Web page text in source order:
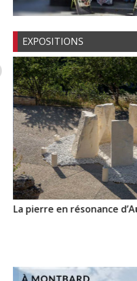
EXPOSITIONS
La pierre en résonance